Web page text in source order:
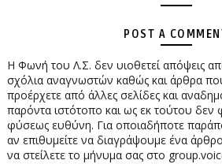
POST A
Η Φωνή του Λ.Σ. δεν υιοθετεί απόψεις
σχόλια αναγνωστών καθώς και άρθρα
προέρχετε από άλλες σελίδες και
παρόντα ιστότοπο και ως εκ τούτου δεν
φύσεως ευθύνη. Για οποιαδήποτε
αν επιθυμείτε να διαγράψουμε ένα
να στείλετε το μήνυμα σας στο